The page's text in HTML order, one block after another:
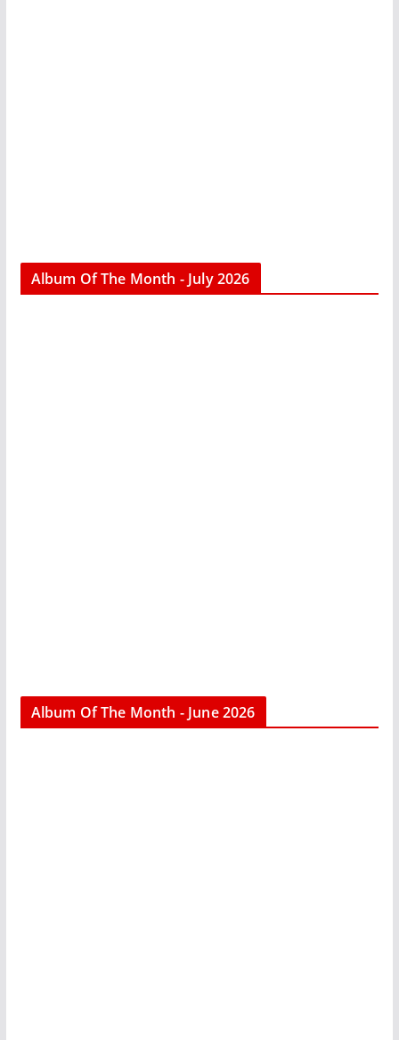
Album Of The Month - July 2026
Album Of The Month - June 2026